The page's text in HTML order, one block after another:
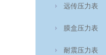
远传压力表
膜盒压力表
耐震压力表